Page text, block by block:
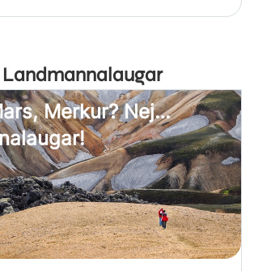
Landmannalaugar
Merkur? Nej…